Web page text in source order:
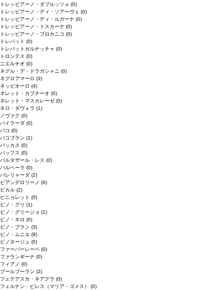
トレッビアーノ・ダブルッツォ (0)
トレッビアーノ・ディ・ソアーヴェ (0)
トレッビアーノ・ディ・ルガーナ (0)
トレッビアーノ・トスカーナ (0)
トレッビアーノ・プロカニコ (0)
トレパット (0)
トレパットガルナッチャ (0)
トロンテス (0)
ニエルチオ (0)
ネグル・デ・ドラガシャニ (0)
ネグロアマーロ (3)
ネッビオーロ (4)
ネレット・カプチーオ (0)
ネレット・マスカレーゼ (0)
ネロ・ダヴォラ (1)
ノヴァク (0)
バイラーダ (0)
バコ (0)
バコブラン (1)
バッカス (0)
バッフス (0)
バルタザール・レス (0)
バルベーラ (0)
パレリャーダ (2)
ピアンデロリーノ (0)
ビカル (2)
ピニョレット (0)
ピノ・グリ (1)
ピノ・グリージョ (1)
ピノ・ネロ (0)
ピノ・ブラン (3)
ピノ・ムニエ (9)
ピノタージュ (0)
ファーバーレーベ (0)
ファランギーナ (0)
フィアノ (0)
ブールブーラン (2)
フェテアスカ・ネアグラ (0)
フェルナン・ピレス（マリア・ゴメス） (0)